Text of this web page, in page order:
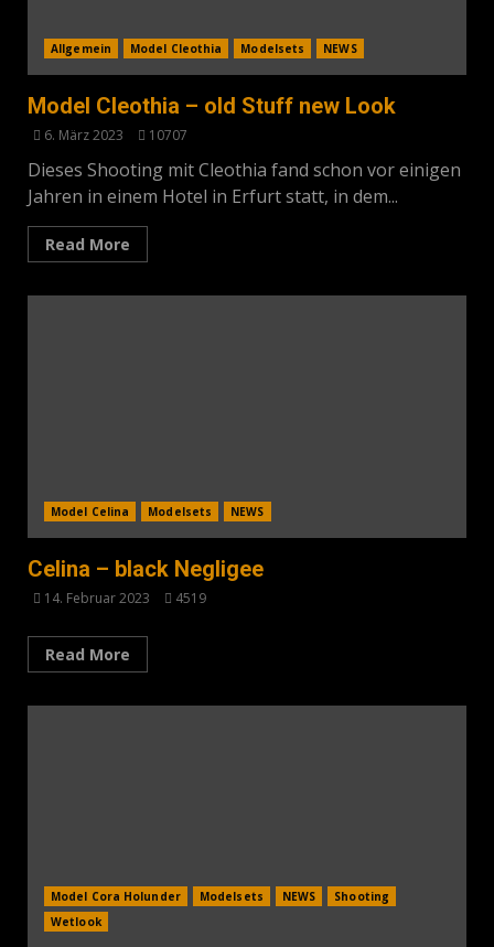
Allgemein Model Cleothia Modelsets NEWS
Model Cleothia – old Stuff new Look
6. März 2023 10707
Dieses Shooting mit Cleothia fand schon vor einigen
Jahren in einem Hotel in Erfurt statt, in dem...
Read More
Model Celina Modelsets NEWS
Celina – black Negligee
14. Februar 2023 4519
Read More
Model Cora Holunder Modelsets NEWS
Shooting
Wetlook